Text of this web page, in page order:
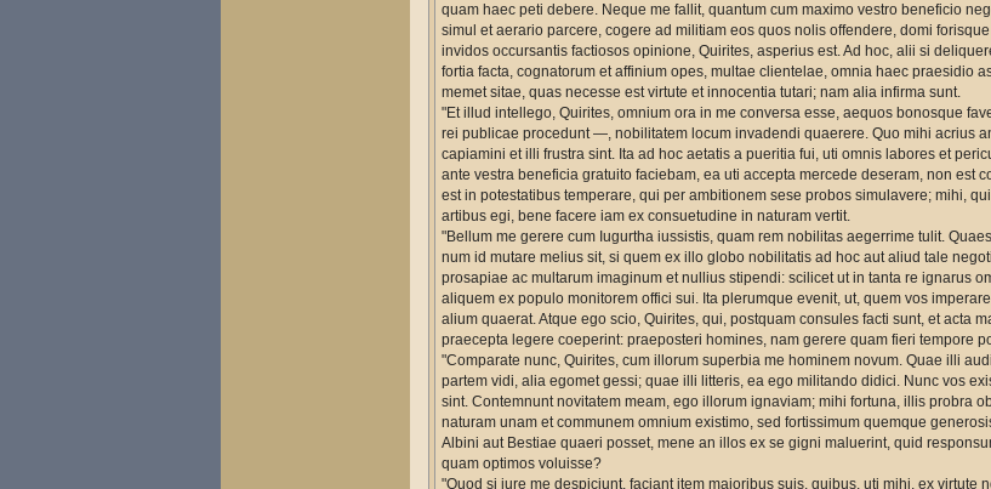
quam haec peti debere. Neque me fallit, quantum cum maximo vestro beneficio
simul et aerario parcere, cogere ad militiam eos quos nolis offendere, domi
invidos occursantis factiosos opinione, Quirites, asperius est. Ad hoc, alii si
fortia facta, cognatorum et affinium opes, multae clientelae, omnia haec praesidio
memet sitae, quas necesse est virtute et innocentia tutari; nam alia infirma sunt.
"Et illud intellego, Quirites, omnium ora in me conversa esse, aequos bonosque
rei publicae procedunt —, nobilitatem locum invadendi quaerere. Quo mihi acrius
capiamini et illi frustra sint. Ita ad hoc aetatis a pueritia fui, uti omnis labores et
ante vestra beneficia gratuito faciebam, ea uti accepta mercede deseram, non est
est in potestatibus temperare, qui per ambitionem sese probos simulavere; mihi,
artibus egi, bene facere iam ex consuetudine in naturam vertit.
"Bellum me gerere cum Iugurtha iussistis, quam rem nobilitas aegerrime tulit.
num id mutare melius sit, si quem ex illo globo nobilitatis ad hoc aut aliud tale
prosapiae ac multarum imaginum et nullius stipendi: scilicet ut in tanta re ignarus
aliquem ex populo monitorem offici sui. Ita plerumque evenit, ut, quem vos
alium quaerat. Atque ego scio, Quirites, qui, postquam consules facti sunt, et acta
praecepta legere coeperint: praeposteri homines, nam gerere quam fieri tempore
"Comparate nunc, Quirites, cum illorum superbia me hominem novum. Quae illi
partem vidi, alia egomet gessi; quae illi litteris, ea ego militando didici. Nunc vos
sint. Contemnunt novitatem meam, ego illorum ignaviam; mihi fortuna, illis probra
naturam unam et communem omnium existimo, sed fortissimum quemque
Albini aut Bestiae quaeri posset, mene an illos ex se gigni maluerint, quid
quam optimos voluisse?
"Quod si iure me despiciunt, faciant item maioribus suis, quibus, uti mihi, ex virtute